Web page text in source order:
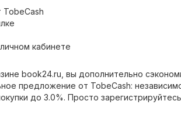
TobeCash
кабинете
book24.ru, вы дополнительно
предложение от TobeCash:
до 3.0%. Просто